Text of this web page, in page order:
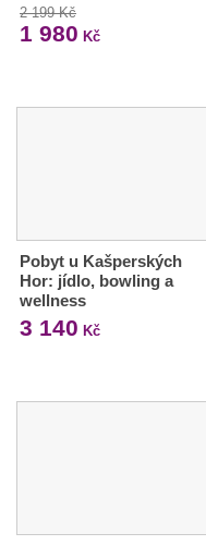
2 199 Kč
1 980 Kč
Pobyt u Kašperských
Hor: jídlo, bowling a
wellness
3 140 Kč